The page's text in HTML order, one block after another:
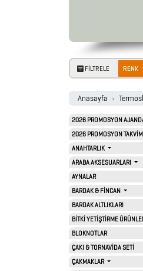
FİLTRELE RENK
Anasayfa
2026 PROMOSYON
2026 PROMOSYON TAKVİM
ANAHTARLIK
ARABA AKSESUARLARI
AYNALAR
BARDAK & FİNCAN
BARDAK ALTLIKLARI
BİTKİ YETİŞTİRME
BLOKNOTLAR
ÇAKI & TORNAVİDA SETİ
ÇAKMAKLAR